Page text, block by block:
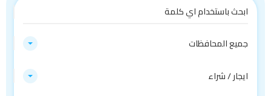
جميع المحافظات
ايجار / شراء